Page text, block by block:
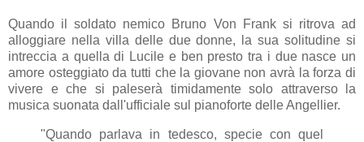
Quando il soldato nemico Bruno Von Frank si ritrova ad
alloggiare nella villa delle due donne, la sua solitudine si
intreccia a quella di Lucile e ben presto tra i due nasce un
amore osteggiato da tutti che la giovane non avrà la forza di
vivere e che si paleserà timidamente solo attraverso la
musica suonata dall'ufficiale sul pianoforte delle Angellier.
"Quando parlava in tedesco, specie con quel